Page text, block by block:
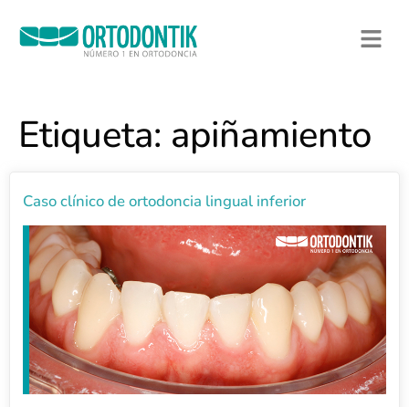
Etiqueta: apiñamiento
Caso clínico de ortodoncia lingual inferior